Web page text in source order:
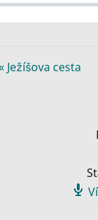
Ježíšova cesta